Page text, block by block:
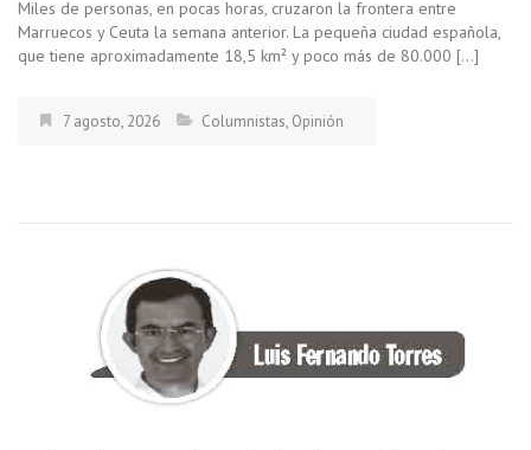
Miles de personas, en pocas horas, cruzaron la frontera entre
Marruecos y Ceuta la semana anterior. La pequeña ciudad española,
que tiene aproximadamente 18,5 km² y poco más de 80.000 […]
7 agosto, 2026 Columnistas, Opinión